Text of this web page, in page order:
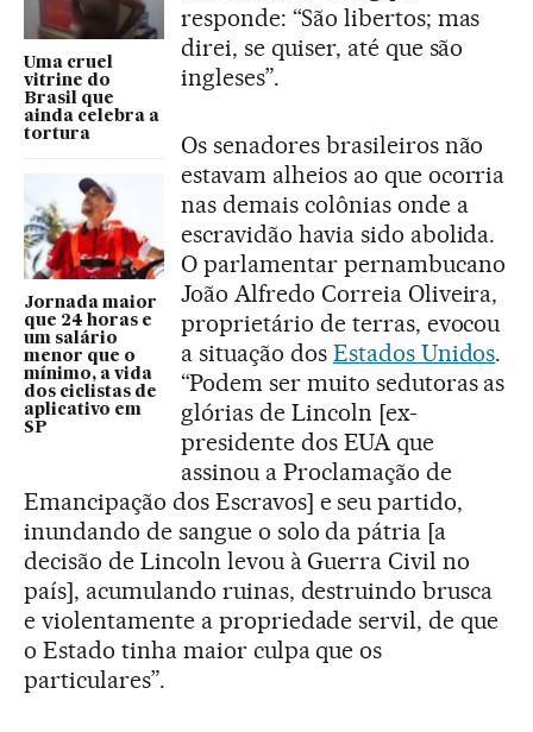
Uma cruel
vitrine do
Brasil que
ainda celebra a
tortura
Jornada maior
que 24 horas e
um salário
menor que o
mínimo, a vida
dos ciclistas de
aplicativo em
SP
responde: “São libertos; mas
direi, se quiser, até que são
ingleses”.
Os senadores brasileiros não
estavam alheios ao que ocorria
nas demais colônias onde a
escravidão havia sido abolida.
O parlamentar pernambucano
João Alfredo Correia Oliveira,
proprietário de terras, evocou
a situação dos Estados Unidos.
“Podem ser muito sedutoras as
glórias de Lincoln [ex-
presidente dos EUA que
assinou a Proclamação de
Emancipação dos Escravos] e seu partido,
inundando de sangue o solo da pátria [a
decisão de Lincoln levou à Guerra Civil no
país], acumulando ruinas, destruindo brusca
e violentamente a propriedade servil, de que
o Estado tinha maior culpa que os
particulares”.